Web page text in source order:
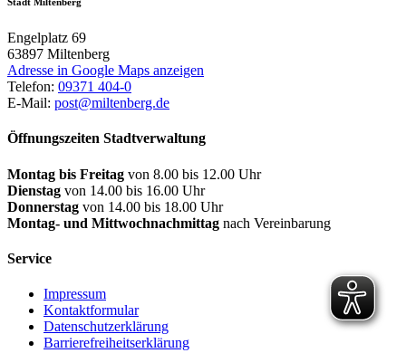
Engelplatz 69
63897 Miltenberg
Adresse in Google Maps anzeigen
Telefon: 09371 404-0
E-Mail: post@miltenberg.de
Öffnungszeiten Stadtverwaltung
Montag bis Freitag von 8.00 bis 12.00 Uhr
Dienstag von 14.00 bis 16.00 Uhr
Donnerstag von 14.00 bis 18.00 Uhr
Montag- und Mittwochnachmittag nach Vereinbarung
Service
Impressum
Kontaktformular
Datenschutzerklärung
Barrierefreiheitserklärung